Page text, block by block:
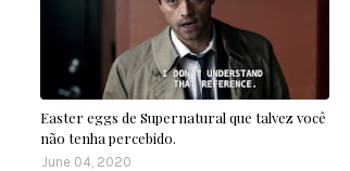
Easter eggs de Supernatural que talvez você
não tenha percebido.
June 04, 2020